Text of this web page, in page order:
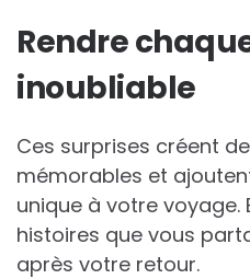
Rendre
inoubliable
Ces surprises créent
mémorables et
unique à votre voyage.
histoires que vous
après votre retour.